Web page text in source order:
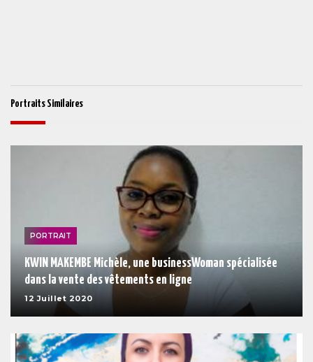
Portraits Similaires
PORTRAIT
KWIN MAKEMBE Michèle, une businessWoman spécialisée
dans la vente des vêtements en ligne
12 Juillet 2020